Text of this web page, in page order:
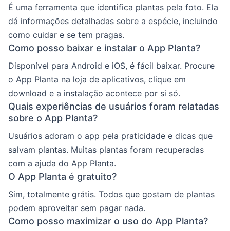
É uma ferramenta que identifica plantas pela foto. Ela
dá informações detalhadas sobre a espécie, incluindo
como cuidar e se tem pragas.
Como posso baixar e instalar o App Planta?
Disponível para Android e iOS, é fácil baixar. Procure
o App Planta na loja de aplicativos, clique em
download e a instalação acontece por si só.
Quais experiências de usuários foram relatadas
sobre o App Planta?
Usuários adoram o app pela praticidade e dicas que
salvam plantas. Muitas plantas foram recuperadas
com a ajuda do App Planta.
O App Planta é gratuito?
Sim, totalmente grátis. Todos que gostam de plantas
podem aproveitar sem pagar nada.
Como posso maximizar o uso do App Planta?